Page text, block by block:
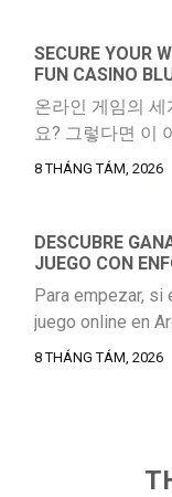
sesión casual y
gratificante.
SECURE YOUR
FUN CASINO
온라인 게임의
요? 그렇다면 이
니다. 이 플랫폼
니다. As we
one of the best
8 THÁNG TÁM, 2026
DESCUBRE
JUEGO CON
Para empezar, si
juego online en
variedad y una
8 THÁNG TÁM, 2026